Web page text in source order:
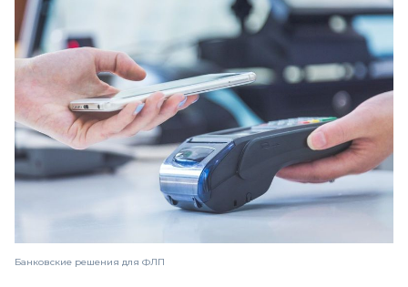
Банковские решения для ФЛП